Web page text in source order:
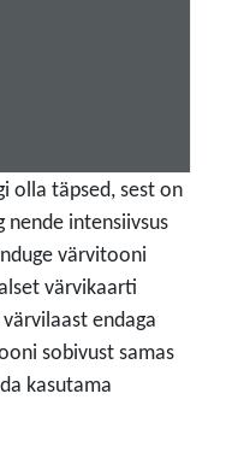
olla täpsed, sest on
intensiivsus
värvitooni
värvikaarti
endaga
sobivust samas
kasutama